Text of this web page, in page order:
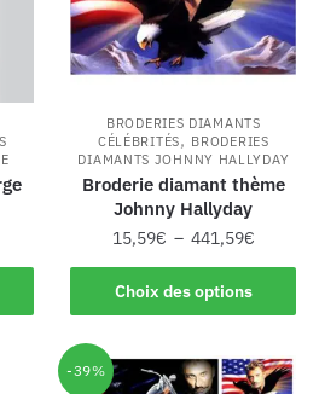
BRODERIES DIAMANTS
CÉLÉBRITÉS, BRODERIES
DIAMANTS JOHNNY HALLYDAY
Broderie diamant thème
Johnny Hallyday
15,59€ – 441,59€
Choix des options
-39%